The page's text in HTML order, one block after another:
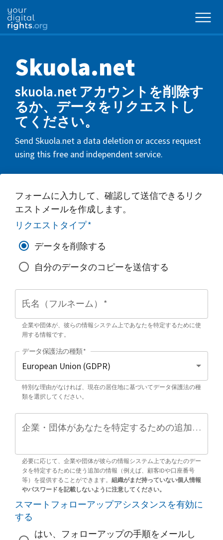
Skuola.net
skuola.net アカウントを削除す
るか、データをリクエストし
てください。
Send Skuola.net a data deletion or access request
using this free and independent service.
フォームに入力して、確認して送信できるリク
エストメールを作成します。
リクエストタイプ*
データを削除する
自分のデータのコピーを送信する
氏名（フルネーム） *
企業や団体が、彼らの情報システム上であなたを特定するために使
用する情報です。
データ保護法の種類*
特別な理由がなければ、現在の居住地に基づいてデータ保護法の種
類を選択してください。
企業・団体があなたを特定するための追加情報（任意）
必要に応じて、企業や団体が彼らの情報システム上であなたのデー
タを特定するために使う追加の情報（例えば、顧客IDや口座番号
等）を提供することができます。 組織がまだ持っていない個人情報
やパスワードを記載しないように注意してください。
スマートフォローアップアシスタンスを有効に
する
はい、フォローアップの手順をメールし